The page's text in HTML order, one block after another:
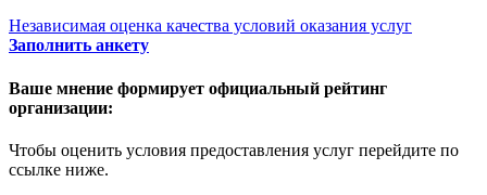
Независимая оценка качества условий оказания услуг
Заполнить анкету
Ваше мнение формирует официальный рейтинг
организации:
Чтобы оценить условия предоставления услуг перейдите по
ссылке ниже.